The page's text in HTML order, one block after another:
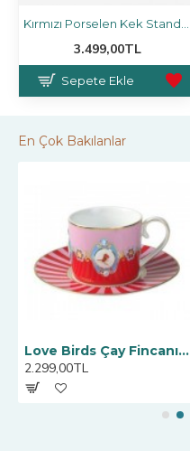
3.499,00TL
Sepete Ekle
En Çok Bakılanlar
Love Birds Çay Fincanı, Kırmızı / Pembe 200 ML
2.299,00TL